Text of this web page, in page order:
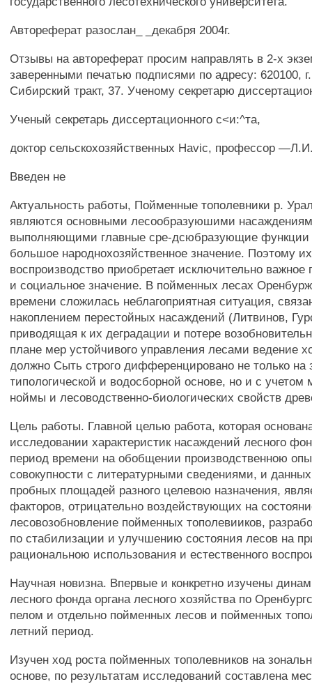
Автореферат разослан_ _декабря 2004г.
Отзывы на автореферат просим направлять в 2-х
заверенными печатью подписями по адресу: 620100,
Сибирский тракт, 37. Ученому секретарю
Ученый секретарь диссертационного с<и:^та,
доктор сельскохозяйственных Havic, профессор
Введен не
Актуальность работы, Пойменные тополевники р.
являются основными лесообразуюшими
выполняющими главные сре-дсюбразующие
большое народнохозяйственное значение. Поэтому
воспроизводство приобретает исключительно важное
и социальное значение. В пойменных лесах
времени сложилась неблагоприятная ситуация,
накоплением перестойных насаждений (Литвинов,
приводящая к их деградации и потере
плане мер устойчивого управления лесами ведение
должно Сыть строго дифференцировано не только на
типологической и водосборной основе, но и с учетом
ноймы и лесоводственно-биологических свойств
Цель работы. Главной целью работа, которая
исследовании характеристик насаждений лесного
период времени на обобщении производственною
совокупности с литературными сведениями, и
пробных площадей разного целевою назначения,
факторов, отрицательно воздействующих на
лесовозобновление пойменных тополевииков,
по стабилизации и улучшению состояния лесов на
рациональною использования и естественного
Научная новизна. Впервые и конкретно изучены
лесного фонда органа лесного хозяйства по
пелом и отдельно пойменных лесов и пойменных
летний период.
Изучен ход роста пойменных тополевников на
основе, по результатам исследований составлена